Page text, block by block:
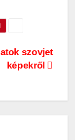
szovjet
képekről